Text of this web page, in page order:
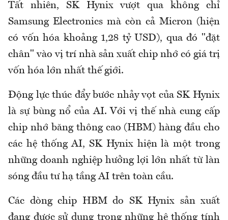
Tất nhiên, SK Hynix vượt qua không chỉ
Samsung Electronics mà còn cả Micron (hiện
có vốn hóa khoảng 1,28 tỷ USD), qua đó "đặt
chân" vào vị trí nhà sản xuất chip nhớ có giá trị
vốn hóa lớn nhất thế giới.
Động lực thúc đẩy bước nhảy vọt của SK Hynix
là sự bùng nổ của AI. Với vị thế nhà cung cấp
chip nhớ băng thông cao (HBM) hàng đầu cho
các hệ thống AI, SK Hynix hiện là một trong
những doanh nghiệp hưởng lợi lớn nhất từ làn
sóng đầu tư hạ tầng AI trên toàn cầu.
Các dòng chip HBM do SK Hynix sản xuất
đang được sử dụng trong những hệ thống tính